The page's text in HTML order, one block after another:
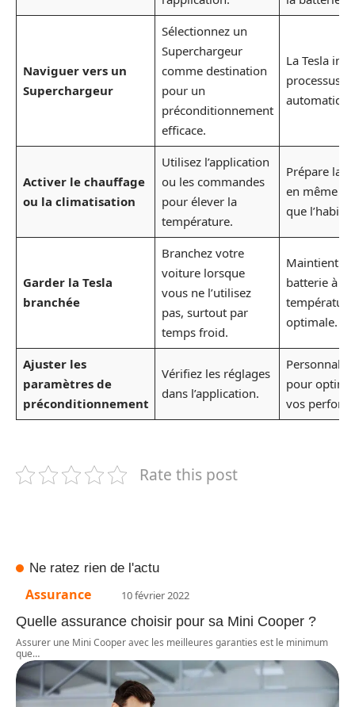
Naviguer vers un
Superchargeur
Sélectionnez un
Superchargeur
comme destination
pour un
préconditionnement
efficace.
La Tesla
processus
Activer le chauffage
ou la climatisation
Utilisez l’application
ou les commandes
pour élever la
température.
Prépare la
en même
que
Garder la Tesla
branchée
Branchez votre
voiture lorsque
vous ne l’utilisez
pas, surtout par
temps froid.
Maintient la
batterie à
température
optimale.
Ajuster les
paramètres de
préconditionnement
Vérifiez les réglages
dans l’application.
pour
vos
Rate this post
Ne ratez rien de l'actu
Assurance 10 février 2022
Quelle assurance choisir pour sa Mini Cooper ?
Assurer une Mini Cooper avec les meilleures garanties est le minimum
que…